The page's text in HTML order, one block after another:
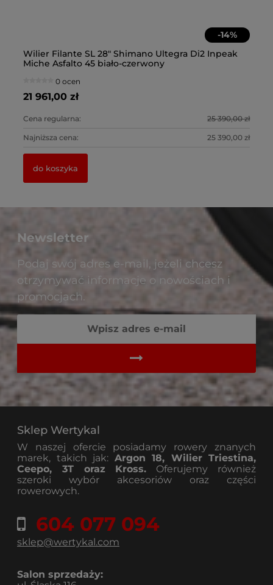
-14%
Wilier Filante SL 28" Shimano Ultegra Di2 Inpeak
Miche Asfalto 45 biało-czerwony
0 ocen
21 961,00 zł
Cena regularna: 25 390,00 zł
Najniższa cena: 25 390,00 zł
do koszyka
Newsletter
Podaj swój adres e-mail, jeżeli chcesz
otrzymywać informacje o nowościach i
promocjach.
Sklep Wertykal
W naszej ofercie posiadamy rowery znanych
marek, takich jak: Argon 18, Wilier Triestina,
Ceepo, 3T oraz Kross. Oferujemy również
szeroki wybór akcesoriów oraz części
rowerowych.
604 077 094
sklep@wertykal.com
Salon sprzedaży: